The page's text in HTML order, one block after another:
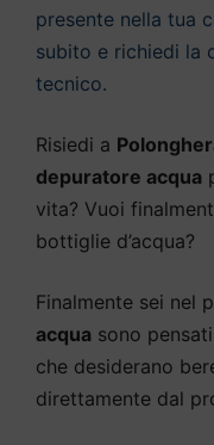
presente nella tua
subito e richiedi la
tecnico.
Risiedi a
depuratore acqua
vita? Vuoi
bottiglie d’acqua?
Finalmente sei nel
acqua sono
che desiderano
direttamente dal